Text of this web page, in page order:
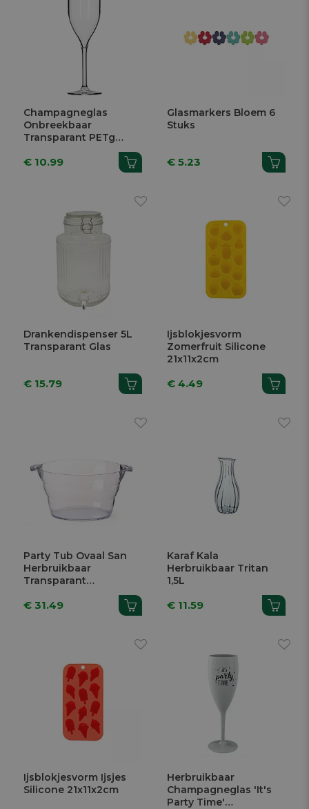
Champagneglas
Onbreekbaar
Transparant PETg
€ 10.99
Glasmarkers Bloem 6
Stuks
€ 5.23
Drankendispenser 5L
Transparant Glas
€ 15.79
Ijsblokjesvorm
Zomerfruit Silicone
21x11x2cm
€ 4.49
Party Tub Ovaal San
Herbruikbaar
Transparant
€ 31.49
Karaf Kala
Herbruikbaar Tritan
1,5L
€ 11.59
Ijsblokjesvorm Ijsjes
Silicone 21x11x2cm
Herbruikbaar
Champagneglas 'It's
Party Time'